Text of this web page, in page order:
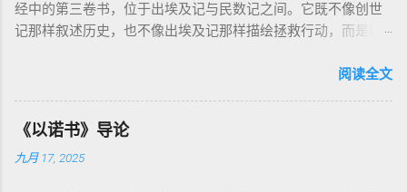
经中的第三卷书，位于出埃及记与民数记之间。它既不像创世
记那样叙述历史，也不像出埃及记那样描绘拯救行动，而是将
内容看似仪式化，《利未记》却揭示了 神的临在如何规范人类
为我耶和华你们的神是圣洁的。”（利未记19:2） 这节经文构成
整卷书的中心神学。希伯来文“קָדוֹשׁ”（kadosh）不仅意味着道
德上的圣洁，更意味着“分别出来”、“归属于神”。 《利未记》教
阅读全文
《以诺书》导论
九月 17, 2025